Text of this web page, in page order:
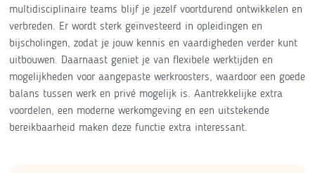
multidisciplinaire teams blijf je jezelf voortdurend ontwikkelen en
verbreden. Er wordt sterk geïnvesteerd in opleidingen en
bijscholingen, zodat je jouw kennis en vaardigheden verder kunt
uitbouwen. Daarnaast geniet je van flexibele werktijden en
mogelijkheden voor aangepaste werkroosters, waardoor een goede
balans tussen werk en privé mogelijk is. Aantrekkelijke extra
voordelen, een moderne werkomgeving en een uitstekende
bereikbaarheid maken deze functie extra interessant.